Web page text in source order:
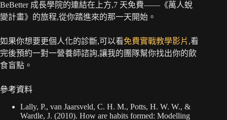
BeBetter 成長學院的連結在上方,7 天免費——《萬人蛻
變計畫》的旅程,從你踏進來的那一天開始。
如果你想要更個人化的診斷,可以看免費實戰教學影片 ,看
完後預約一對一營養師諮詢,讓我的團隊幫你找出你的飲
食盲點。
參考資料
Lally, P., van Jaarsveld, C. H. M., Potts, H. W. W., &
Wardle, J. (2010). How are habits formed: Modelling